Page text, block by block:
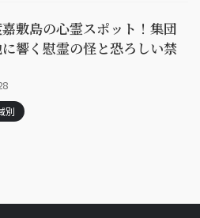
敷島の心霊スポット！集団
響く慰霊の怪と恐ろしい禁
別